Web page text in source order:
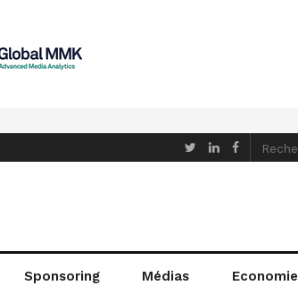
Sponsoring Médias Economie